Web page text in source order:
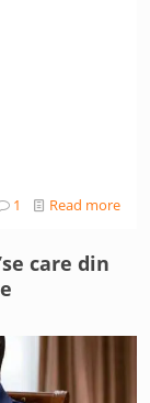
1 Read more
care din